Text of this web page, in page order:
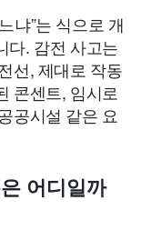
냐”는 식으로 개
다. 감전 사고는
선, 제대로 작동
콘센트, 임시로
공시설 같은 요
어디일까